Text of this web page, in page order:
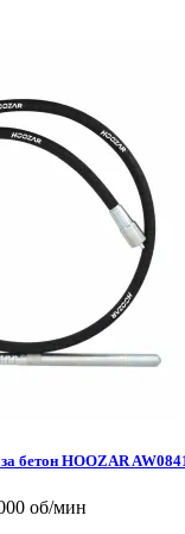
бетон HOOZAR
об/мин